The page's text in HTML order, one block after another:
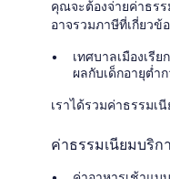
คุณจะต้องจ่ายค่าธร
อาจรวมภาษีที่เกี่ยวข้
เทศบาลเมืองเรี
ผลกับเด็กอายุต่ำก
เราได้รวมค่าธรรมเ
ค่าธรรมเนียมบริก